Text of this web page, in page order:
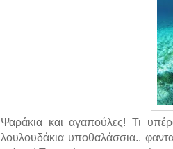
Ψαράκια και αγαπούλες! Τι
λουλουδάκια υποθαλάσσια..